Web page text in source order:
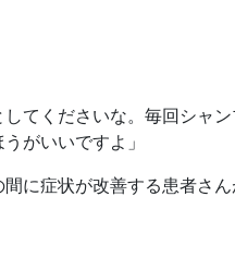
てくださいな。毎回シャ
がいいですよ」
に症状が改善する患者さ